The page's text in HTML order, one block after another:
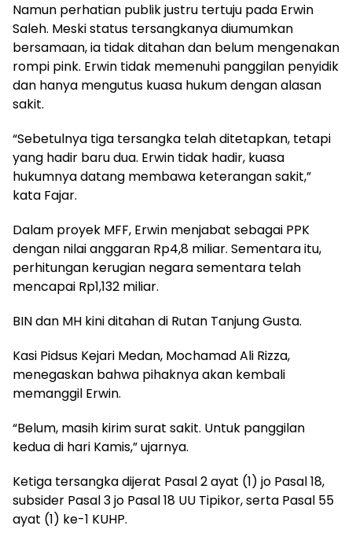
Namun perhatian publik justru tertuju pada Erwin
Saleh. Meski status tersangkanya diumumkan
bersamaan, ia tidak ditahan dan belum mengenakan
rompi pink. Erwin tidak memenuhi panggilan penyidik
dan hanya mengutus kuasa hukum dengan alasan
sakit.
“Sebetulnya tiga tersangka telah ditetapkan, tetapi
yang hadir baru dua. Erwin tidak hadir, kuasa
hukumnya datang membawa keterangan sakit,”
kata Fajar.
Dalam proyek MFF, Erwin menjabat sebagai PPK
dengan nilai anggaran Rp4,8 miliar. Sementara itu,
perhitungan kerugian negara sementara telah
mencapai Rp1,132 miliar.
BIN dan MH kini ditahan di Rutan Tanjung Gusta.
Kasi Pidsus Kejari Medan, Mochamad Ali Rizza,
menegaskan bahwa pihaknya akan kembali
memanggil Erwin.
“Belum, masih kirim surat sakit. Untuk panggilan
kedua di hari Kamis,” ujarnya.
Ketiga tersangka dijerat Pasal 2 ayat (1) jo Pasal 18,
subsider Pasal 3 jo Pasal 18 UU Tipikor, serta Pasal 55
ayat (1) ke-1 KUHP.